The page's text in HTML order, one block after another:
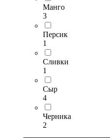
Манго
3
Персик
1
Сливки
1
Сыр
4
Черника
2